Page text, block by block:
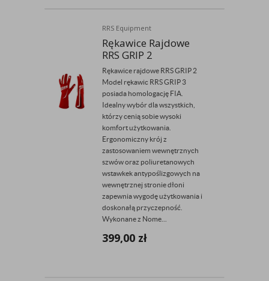
RRS Equipment
Rękawice Rajdowe
RRS GRIP 2
Rękawice rajdowe RRS GRIP 2
Model rękawic RRS GRIP 3
posiada homologację FIA.
Idealny wybór dla wszystkich,
którzy cenią sobie wysoki
komfort użytkowania.
Ergonomiczny krój z
zastosowaniem wewnętrznych
szwów oraz poliuretanowych
wstawkek antypoślizgowych na
wewnętrznej stronie dłoni
zapewnia wygodę użytkowania i
doskonałą przyczepność.
Wykonane z Nome...
399,00 zł